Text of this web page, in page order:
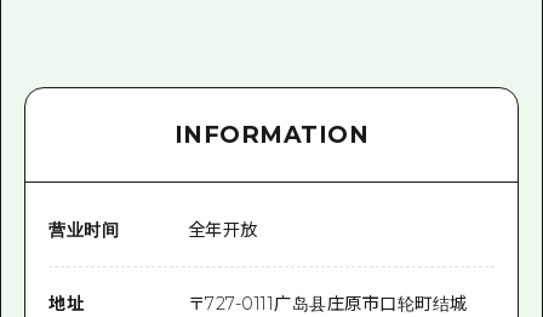
INFORMATION
营业时间 全年开放
地址 〒727-0111广岛县庄原市口轮町结城